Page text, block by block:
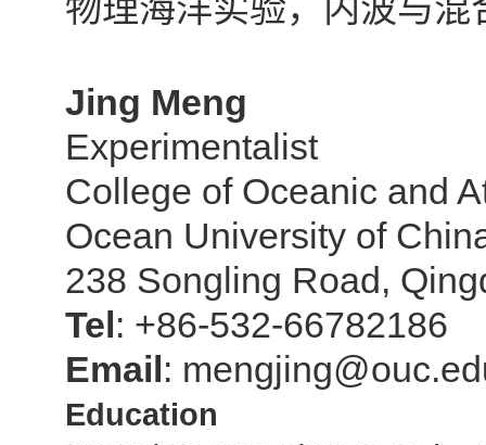
物理海洋实验，内波与混
Jing Meng
Experimentalist
College of Oceanic and
Ocean University of
238 Songling Road,
Tel: +86-532-66782186
Email:
Education